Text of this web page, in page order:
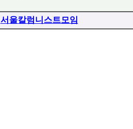
서울칼럼니스트모임